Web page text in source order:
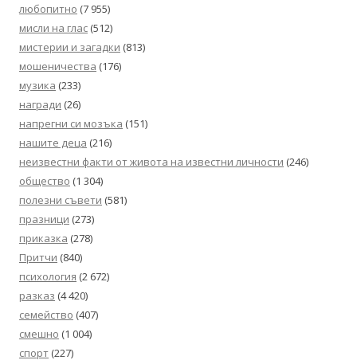
любопитно (7 955)
мисли на глас (512)
мистерии и загадки (813)
мошеничества (176)
музика (233)
награди (26)
напрегни си мозъка (151)
нашите деца (216)
неизвестни факти от живота на известни личности (246)
общество (1 304)
полезни съвети (581)
празници (273)
приказка (278)
Притчи (840)
психология (2 672)
разказ (4 420)
семейство (407)
смешно (1 004)
спорт (227)